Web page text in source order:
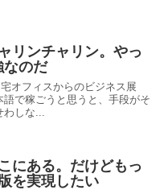
リンチャリン。やっ
のだ
オフィスからのビジネス展
で稼ごうと思うと、手段がそ
わしな...
にある。だけどもっ
を実現したい